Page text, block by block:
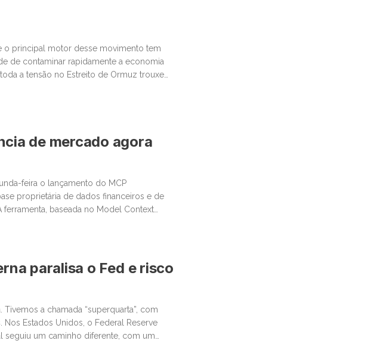
o principal motor desse movimento tem
de contaminar rapidamente a economia
a tensão no Estreito de Ormuz trouxe
de mercado agora
feira o lançamento do MCP
proprietária de dados financeiros e de
baseada no Model Context
paralisa o Fed e risco
a chamada “superquarta”, com
Estados Unidos, o Federal Reserve
seguiu um caminho diferente, com um